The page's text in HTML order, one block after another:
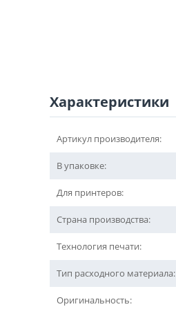
Характеристики
Артикул производителя:
В упаковке:
Для принтеров:
Страна производства:
Технология печати:
Тип расходного материала:
Оригинальность: